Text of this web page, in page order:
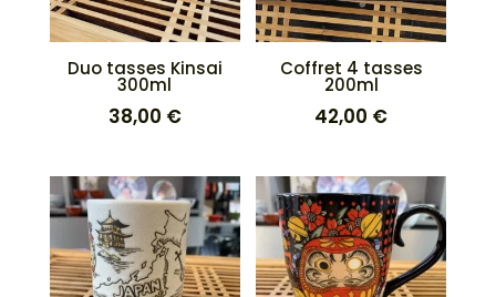
Duo tasses Kinsai
300ml
38,00 €
Coffret 4 tasses
200ml
42,00 €